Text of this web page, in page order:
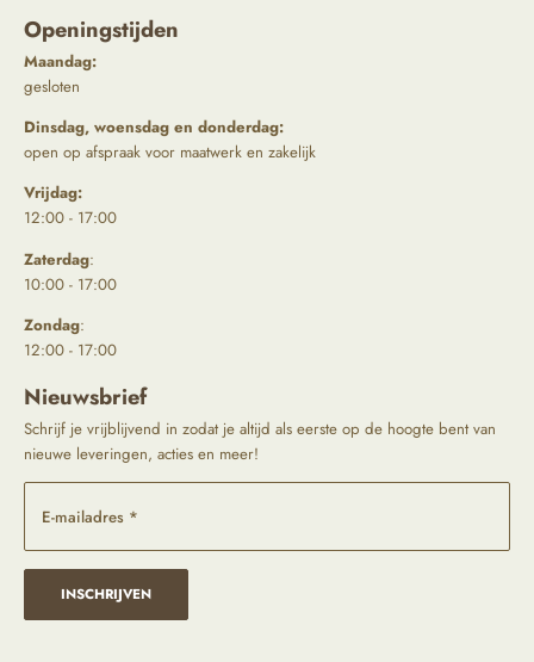
Openingstijden
Maandag:
gesloten
Dinsdag, woensdag en donderdag:
open op afspraak voor maatwerk en zakelijk
Vrijdag:
12:00 - 17:00
Zaterdag:
10:00 - 17:00
Zondag:
12:00 - 17:00
Nieuwsbrief
Schrijf je vrijblijvend in zodat je altijd als eerste op de hoogte bent van
nieuwe leveringen, acties en meer!
E-mailadres *
INSCHRIJVEN